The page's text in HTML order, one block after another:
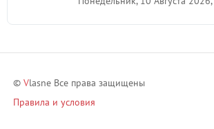
© Vlasne Все права защищены
Правила и условия